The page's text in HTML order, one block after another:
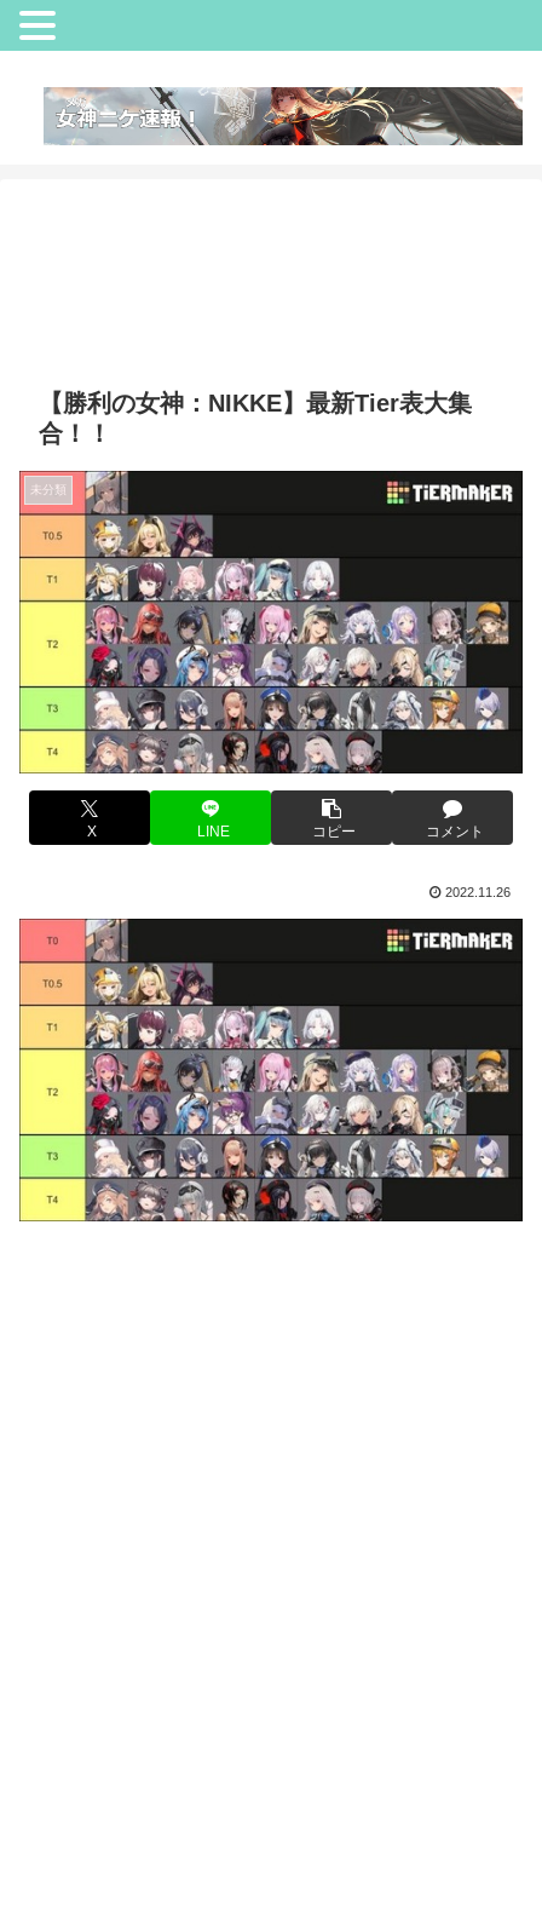
【勝利の女神：NIKKE】最新Tier表大集
合！！
未分類
X LINE コピー コメント
2022.11.26